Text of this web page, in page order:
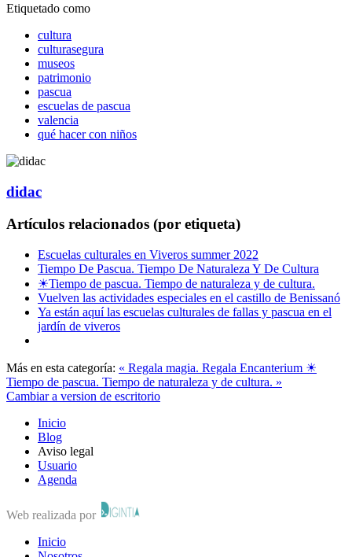
Etiquetado como
cultura
culturasegura
museos
patrimonio
pascua
escuelas de pascua
valencia
qué hacer con niños
didac
Artículos relacionados (por etiqueta)
Escuelas culturales en Viveros summer 2022
Tiempo De Pascua. Tiempo De Naturaleza Y De Cultura
☀Tiempo de pascua. Tiempo de naturaleza y de cultura.
Vuelven las actividades especiales en el castillo de Benissanó
Ya están aquí las escuelas culturales de fallas y pascua en el
jardín de viveros
Más en esta categoría: « Regala magia. Regala Encanterium ☀
Tiempo de pascua. Tiempo de naturaleza y de cultura. »
Cambiar a version de escritorio
Inicio
Blog
Aviso legal
Usuario
Agenda
Web realizada por
Inicio